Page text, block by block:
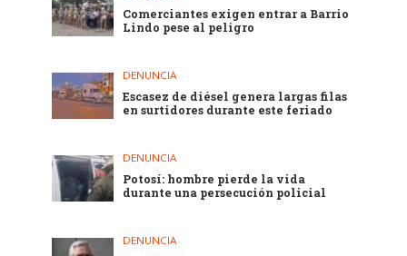
Comerciantes exigen entrar a Barrio
Lindo pese al peligro
DENUNCIA
Escasez de diésel genera largas filas
en surtidores durante este feriado
DENUNCIA
Potosí: hombre pierde la vida
durante una persecución policial
DENUNCIA